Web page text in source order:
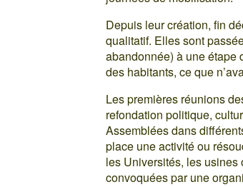
Depuis leur création, fin
qualitatif. Elles sont
abandonnée) à une étape
des habitants, ce que
Les premières réunions
refondation politique,
Assemblées dans
place une activité ou
les Universités, les
convoquées par une